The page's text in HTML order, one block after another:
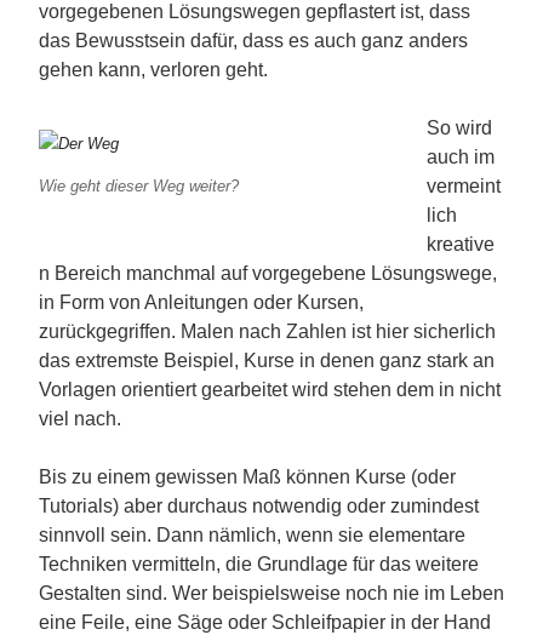
vorgegebenen Lösungswegen gepflastert ist, dass
das Bewusstsein dafür, dass es auch ganz anders
gehen kann, verloren geht.
Wie geht dieser Weg weiter?
So wird
auch im
vermeint
lich
kreative
n Bereich manchmal auf vorgegebene Lösungswege,
in Form von Anleitungen oder Kursen,
zurückgegriffen. Malen nach Zahlen ist hier sicherlich
das extremste Beispiel, Kurse in denen ganz stark an
Vorlagen orientiert gearbeitet wird stehen dem in nicht
viel nach.
Bis zu einem gewissen Maß können Kurse (oder
Tutorials) aber durchaus notwendig oder zumindest
sinnvoll sein. Dann nämlich, wenn sie elementare
Techniken vermitteln, die Grundlage für das weitere
Gestalten sind. Wer beispielsweise noch nie im Leben
eine Feile, eine Säge oder Schleifpapier in der Hand